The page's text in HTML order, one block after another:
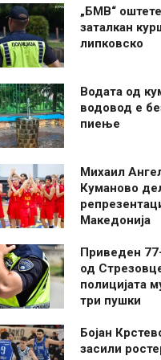
„БМВ“
заталкан
липковско
Водата од
водовод е
пиење
Михаил
Куманово
Македонија
Приведен
од
полицијата
три пушки
Бојан
засили